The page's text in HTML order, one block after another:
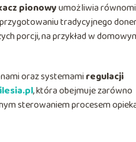
pionowyumożliwia
tradycyjnego
porcji, na przykład w
oraz systemami regulacji
, która obejmuje zarówno
sterowaniem procesem